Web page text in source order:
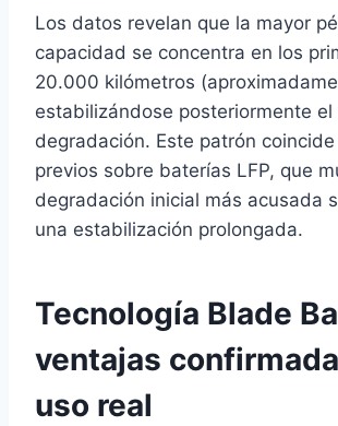
Los datos revelan que la mayor
capacidad se concentra en los
20.000 kilómetros
estabilizándose posteriormente el
degradación. Este patrón
previos sobre baterías LFP, que
degradación inicial más acusada
una estabilización prolongada.
Tecnología Blade
ventajas
uso real